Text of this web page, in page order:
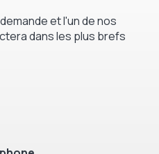
et l'un de nos
dans les plus brefs